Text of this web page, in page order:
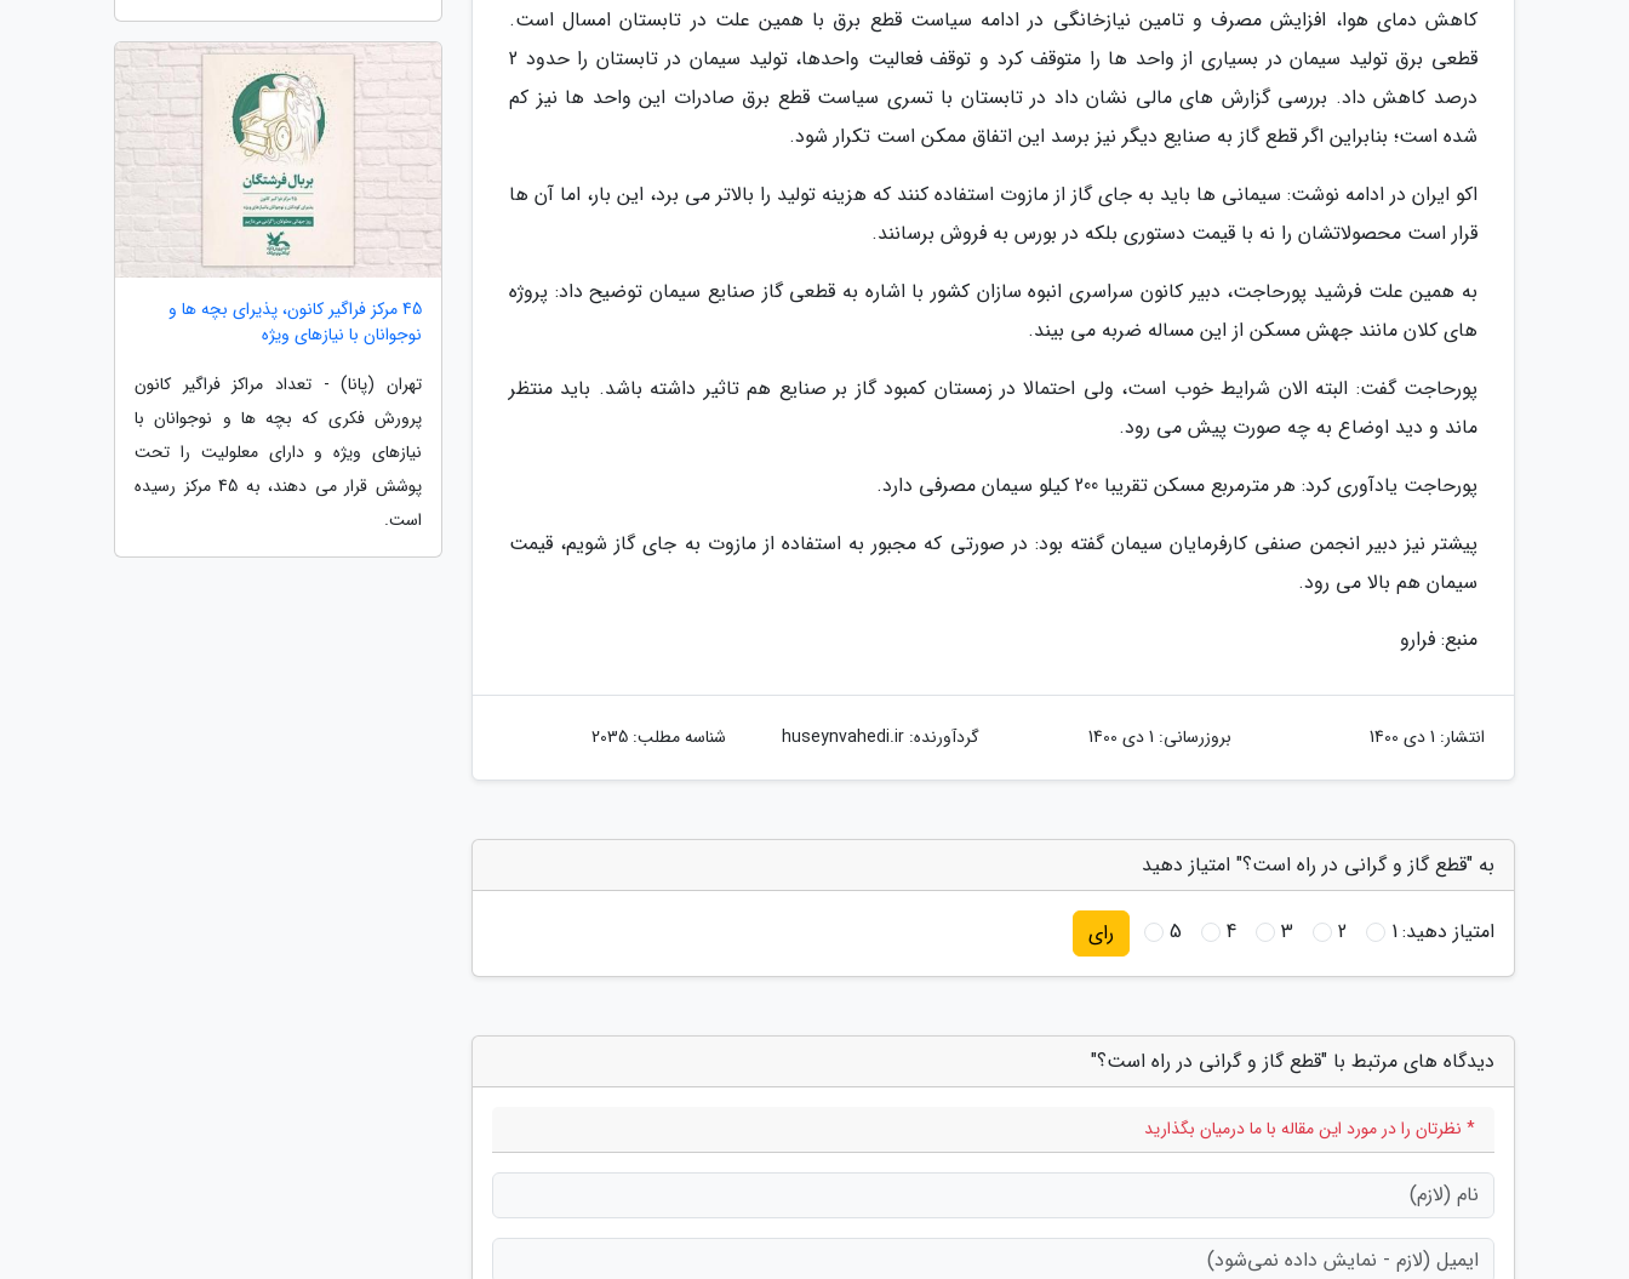
کاهش دمای هوا، افزایش مصرف و تامین نیازخانگی در ادامه سیاست قطع برق با همین علت در تابستان امسال است.
قطعی برق تولید سیمان در بسیاری از واحد ها را متوقف کرد و توقف فعالیت واحدها، تولید سیمان در تابستان را حدود 2
درصد کاهش داد. بررسی گزارش های مالی نشان داد در تابستان با تسری سیاست قطع برق صادرات این واحد ها نیز کم
شده است؛ بنابراین اگر قطع گاز به صنایع دیگر نیز برسد این اتفاق ممکن است تکرار شود.
اکو ایران در ادامه نوشت: سیمانی ها باید به جای گاز از مازوت استفاده کنند که هزینه تولید را بالاتر می برد، این بار، اما آن ها
قرار است محصولاتشان را نه با قیمت دستوری بلکه در بورس به فروش برسانند.
به همین علت فرشید پورحاجت، دبیر کانون سراسری انبوه سازان کشور با اشاره به قطعی گاز صنایع سیمان توضیح داد: پروژه
های کلان مانند جهش مسکن از این مساله ضربه می بیند.
پورحاجت گفت: البته الان شرایط خوب است، ولی احتمالا در زمستان کمبود گاز بر صنایع هم تاثیر داشته باشد. باید منتظر
ماند و دید اوضاع به چه صورت پیش می رود.
پورحاجت یادآوری کرد: هر مترمربع مسکن تقریبا 200 کیلو سیمان مصرفی دارد.
پیشتر نیز دبیر انجمن صنفی کارفرمایان سیمان گفته بود: در صورتی که مجبور به استفاده از مازوت به جای گاز شویم، قیمت
سیمان هم بالا می رود.
منبع: فرارو
انتشار: 1 دی 1400 بروزرسانی: 1 دی 1400 گردآورنده:huseynvahedi.ir شناسه مطلب: 2035
به "قطع گاز و گرانی در راه است؟" امتیاز دهید
امتیاز دهید:1
2
3
4
5 رای
دیدگاه های مرتبط با "قطع گاز و گرانی در راه است؟"
* نظرتان را در مورد این مقاله با ما درمیان بگذارید
45 مرکز فراگیر کانون، پذیرای بچه ها و
نوجوانان با نیازهای ویژه
تهران (پانا) - تعداد مراکز فراگیر کانون
پرورش فکری که بچه ها و نوجوانان با
نیازهای ویژه و دارای معلولیت را تحت
پوشش قرار می دهند، به 45 مرکز رسیده
است.